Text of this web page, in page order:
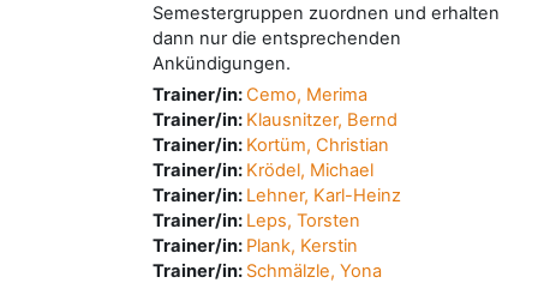
Semestergruppen zuordnen und erhalten
dann nur die entsprechenden
Ankündigungen.
Trainer/in:Cemo, Merima
Trainer/in: Klausnitzer, Bernd
Trainer/in: Kortüm, Christian
Trainer/in: Krödel, Michael
Trainer/in: Lehner, Karl-Heinz
Trainer/in: Leps, Torsten
Trainer/in: Plank, Kerstin
Trainer/in: Schmälzle, Yona